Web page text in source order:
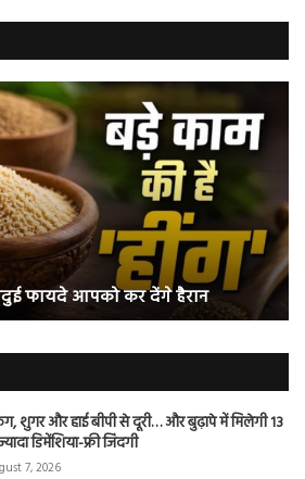
फायदे आपको कर देंगे हैरान
भी
हो
हैं
शुगर और हाई बीपी से दूरी… और बुढ़ापे में मिलेगी 13
डिमेंशिया-फ्री जिंदगी
7, 2026